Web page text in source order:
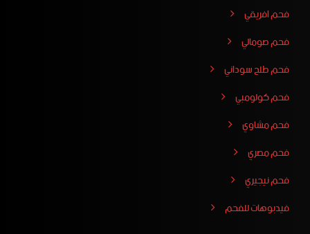
فحم افريقي
فحم صومالي
فحم طلح سوداني
فحم كولومبي
فحم مشاوي
فحم مصري
فحم نيجيري
فيدبوهات للفحم